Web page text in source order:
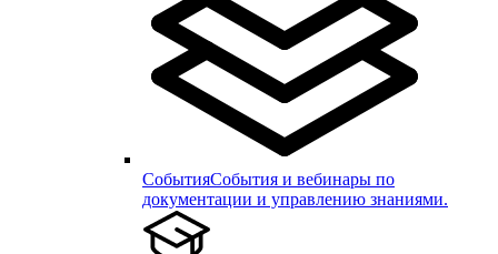
СобытияСобытия и вебинары по
документации и управлению знаниями.